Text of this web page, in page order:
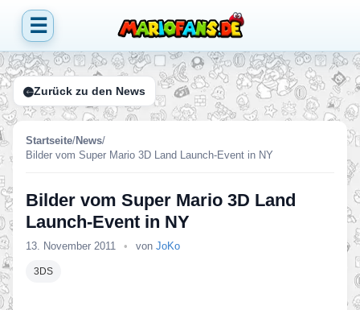
☰
Zurück zu den News
Startseite/News/
Bilder vom Super Mario 3D Land Launch-Event in NY
Bilder vom Super Mario 3D Land
Launch-Event in NY
13. November 2011 • von JoKo
3DS